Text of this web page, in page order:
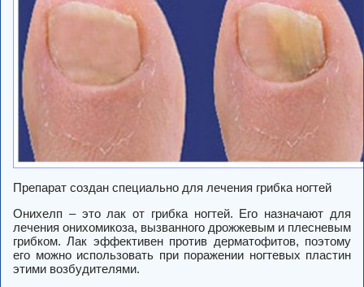
Препарат создан специально для лечения грибка ногтей
Онихелп – это лак от грибка ногтей. Его назначают для
лечения онихомикоза, вызванного дрожжевым и плесневым
грибком. Лак эффективен против дерматофитов, поэтому
его можно использовать при поражении ногтевых пластин
этими возбудителями.